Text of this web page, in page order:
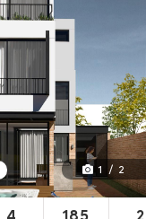
1 / 2
4 185 2